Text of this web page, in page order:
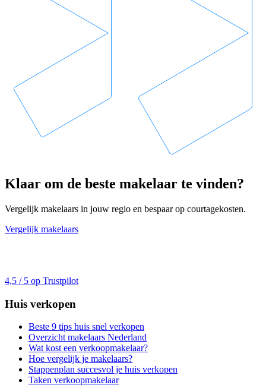
Klaar om de beste makelaar te vinden?
Vergelijk makelaars in jouw regio en bespaar op courtagekosten.
Vergelijk makelaars
4,5 / 5 op Trustpilot
Huis verkopen
Beste 9 tips huis snel verkopen
Overzicht makelaars Nederland
Wat kost een verkoopmakelaar?
Hoe vergelijk je makelaars?
Stappenplan succesvol je huis verkopen
Taken verkoopmakelaar